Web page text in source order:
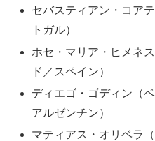
セバスティアン・コア
トガル）
ホセ・マリア・ヒメネ
ド／スペイン）
ディエゴ・ゴディン（
アルゼンチン）
マティアス・オリベラ